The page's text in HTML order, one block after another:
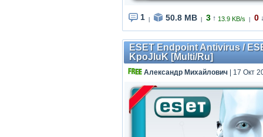
1 50.8 MB 3 ↑ 13.9 KB/s 0
ESET Endpoint Antivirus /
KpoJIuK [Multi/Ru]
Александр Михайлович | 17 Окт